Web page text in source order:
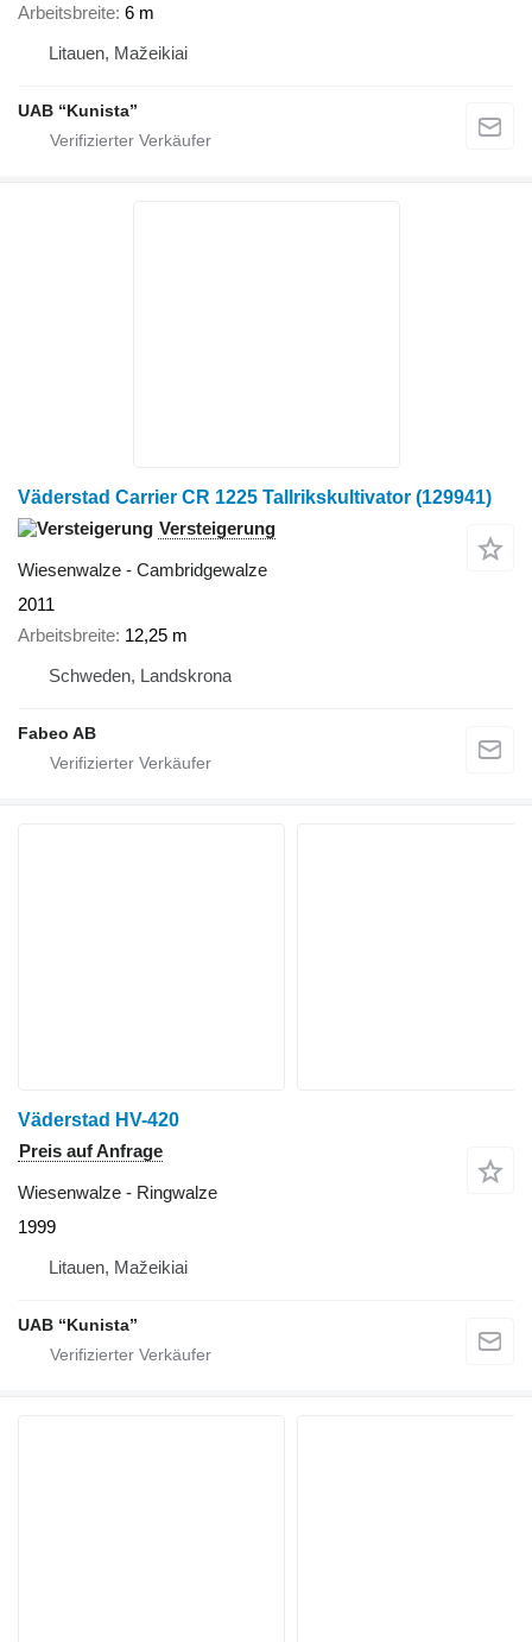
Arbeitsbreite 6 m
Litauen, Mažeikiai
UAB “Kunista”
Väderstad Carrier CR 1225 Tallrikskultivator (129941)
Versteigerung
Wiesenwalze - Cambridgewalze
2011
Arbeitsbreite 12,25 m
Schweden, Landskrona
Fabeo AB
Väderstad HV-420
Preis auf Anfrage
Wiesenwalze - Ringwalze
1999
Litauen, Mažeikiai
UAB “Kunista”